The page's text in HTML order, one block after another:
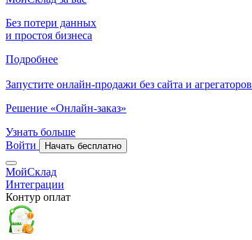
Без потери данных
и простоя бизнеса
Подробнее
Запустите онлайн-продажи без сайта и агрегаторов
Решение «Онлайн-заказ»
Узнать больше
Войти
Начать бесплатно
МойСклад
Интеграции
Контур оплат